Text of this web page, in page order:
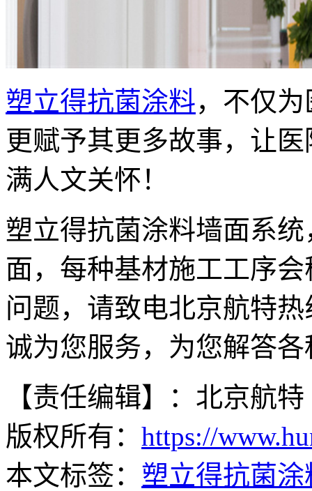
塑立得抗菌涂料，不仅
更赋予其更多故事，让
满人文关怀！
塑立得抗菌涂料墙面系
面，每种基材施工工序
问题，请致电北京航特
诚为您服务，为您解答
【责任编辑】：北京航特
版权所有： https://
本文标签： 塑立得抗菌涂